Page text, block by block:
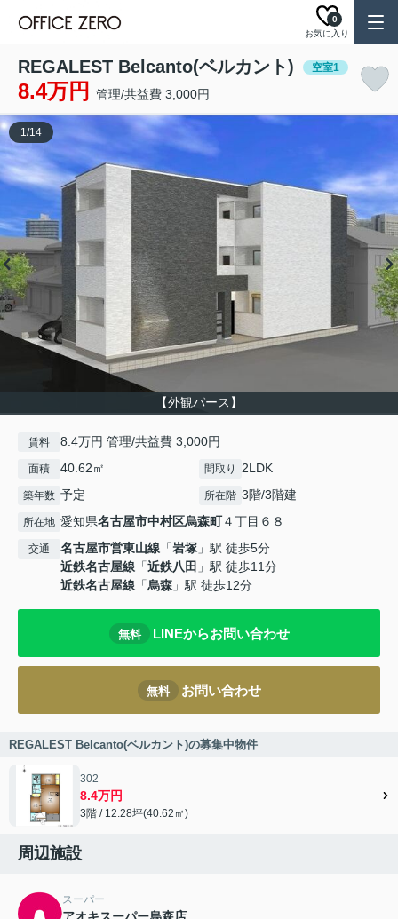
お気に入り
0
REGALEST Belcanto(ベルカント) 空室1
8.4万円 管理/共益費 3,000円
【外観パース】
1/14
賃料 8.4万円 管理/共益費 3,000円
面積 40.62㎡ 間取り 2LDK
築年数 予定 所在階 3階/3階建
所在地 愛知県名古屋市中村区烏森町４丁目６８
交通 名古屋市営東山線 「岩塚 」駅 徒歩5分
近鉄名古屋線 「近鉄八田 」駅 徒歩11分
近鉄名古屋線 「烏森 」駅 徒歩12分
無料 LINEからお問い合わせ
無料 お問い合わせ
REGALEST Belcanto(ベルカント)の募集中物件
302
8.4万円
3階 / 12.28坪(40.62㎡)
周辺施設
スーパー